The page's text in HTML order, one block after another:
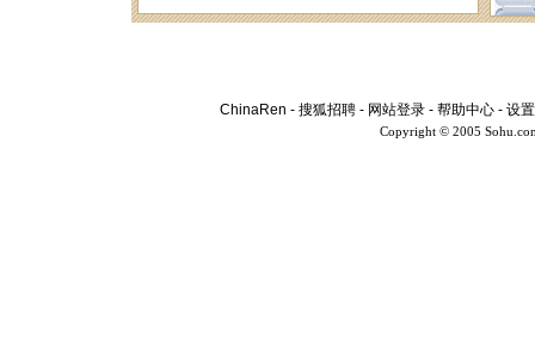
ChinaRen - 搜狐招聘 - 网站登录 - 帮助中心 - 设
Copyright © 2005